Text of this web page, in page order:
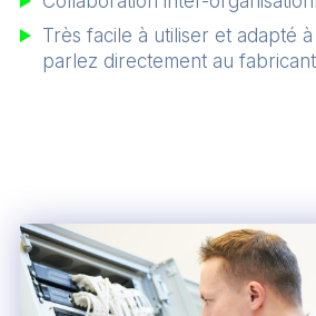
Très facile à utiliser et adapté
parlez directement au fabricant